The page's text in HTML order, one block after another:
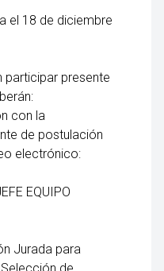
el 18 de diciembre
presente
con la
de postulación
electrónico:
EQUIPO
Jurada para